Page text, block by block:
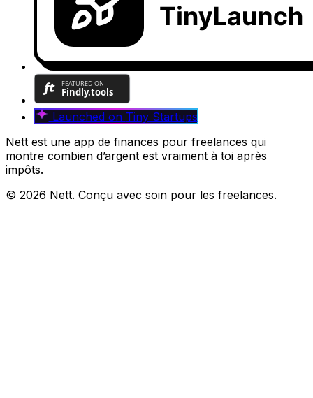
Launched on Tiny Startups
Nett est une app de finances pour freelances qui
montre combien d’argent est vraiment à toi après
impôts.
© 2026 Nett. Conçu avec soin pour les freelances.